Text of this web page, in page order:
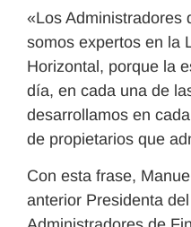
«Los Administradores
somos expertos en la
Horizontal, porque la
día, en cada una de
desarrollamos en
de propietarios que
Con esta frase,
anterior Presidenta